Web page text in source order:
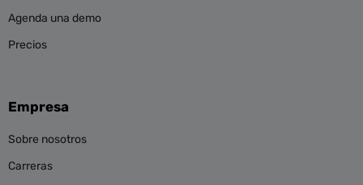
Agenda una demo
Precios
Empresa
Sobre nosotros
Carreras